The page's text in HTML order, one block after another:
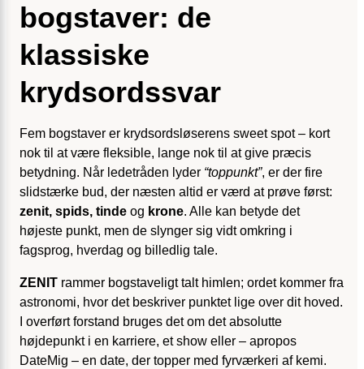
bogstaver: de
klassiske
krydsordssvar
Fem bogstaver er krydsordsløserens sweet spot – kort
nok til at være fleksible, lange nok til at give præcis
betydning. Når ledetråden lyder “toppunkt”, er der fire
slidstærke bud, der næsten altid er værd at prøve først:
zenit, spids, tinde og krone. Alle kan betyde det
højeste punkt, men de slynger sig vidt omkring i
fagsprog, hverdag og billedlig tale.
ZENIT rammer bogstaveligt talt himlen; ordet kommer fra
astronomi, hvor det beskriver punktet lige over dit hoved.
I overført forstand bruges det om det absolutte
højdepunkt i en karriere, et show eller – apropos
DateMig – en date, der topper med fyrværkeri af kemi.